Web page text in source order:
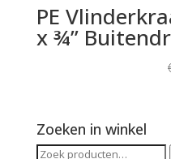
PE
x ¾”
Zoeken in winkel
Zoeken